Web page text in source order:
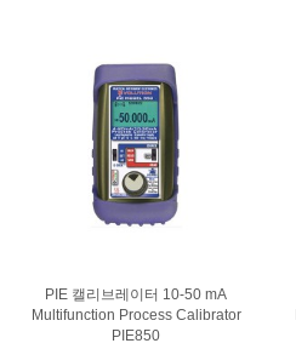
PIE 캘리브레이터 10-50 mA
Multifunction Process Calibrator
PIE850